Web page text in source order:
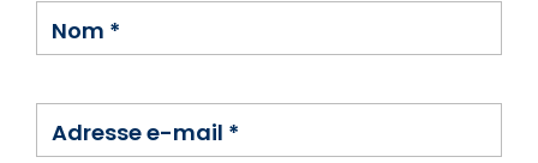
Nom *
Adresse e-mail *